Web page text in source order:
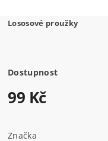
Lososové proužky
Dostupnost
99 Kč
Značka